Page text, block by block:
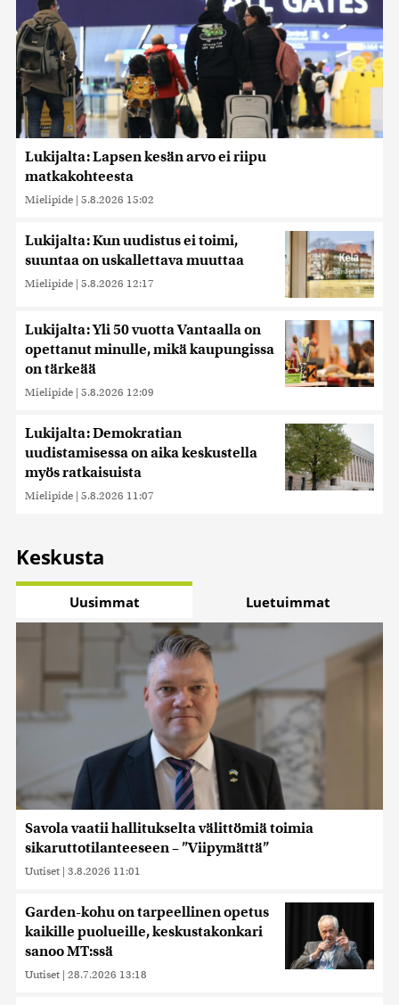
Lukijalta: Lapsen kesän arvo ei riipu
matkakohteesta
Mielipide | 5.8.2026 15:02
Lukijalta: Kun uudistus ei toimi,
suuntaa on uskallettava muuttaa
Mielipide | 5.8.2026 12:17
Lukijalta: Yli 50 vuotta Vantaalla on
opettanut minulle, mikä kaupungissa
on tärkeää
Mielipide | 5.8.2026 12:09
Lukijalta: Demokratian
uudistamisessa on aika keskustella
myös ratkaisuista
Mielipide | 5.8.2026 11:07
Keskusta
Uusimmat Luetuimmat
Savola vaatii hallitukselta välittömiä toimia
sikaruttotilanteeseen – ”Viipymättä”
Uutiset | 3.8.2026 11:01
Garden-kohu on tarpeellinen opetus
kaikille puolueille, keskustakonkari
sanoo MT:ssä
Uutiset | 28.7.2026 13:18